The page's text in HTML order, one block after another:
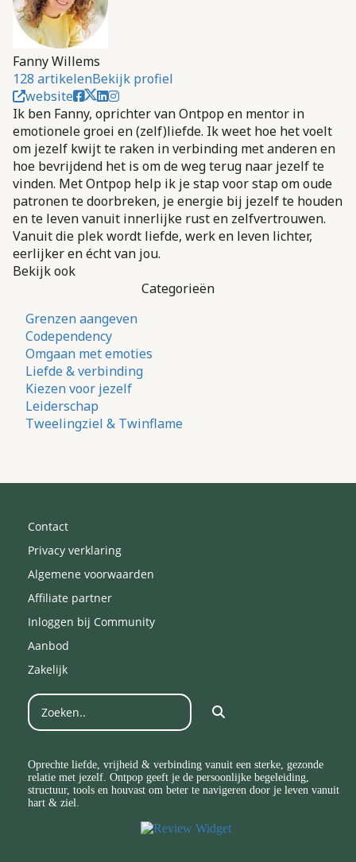
Fanny Willems
128 artikelenBekijk profiel
website
Ik ben Fanny, oprichter van Ontpop en mentor in
emotionele groei en (zelf)liefde. Ik weet hoe het voelt
om jezelf kwijt te raken in verbinding met anderen en
hoe bevrijdend het is om de weg terug naar jezelf te
vinden. Met Ontpop help ik je stap voor stap om oude
patronen te doorbreken, je energie bij jezelf te houden
en te leven vanuit innerlijke rust en zelfvertrouwen.
Vanuit die plek wordt liefde, werk en leven lichter,
eerlijker en écht van jou.
Bekijk ook
Categorieën
Grenzen aangeven
Codependency
Omgaan met emoties
Liefde & verbinding
Kiezen voor jezelf
Leiderschap
Tweelingziel & Twinflame
Contact
Privacy verklaring
Algemene voorwaarden
Affiliate partner
Inloggen bij Community
Aanbod
Zakelijk
Oprechte liefde, vrijheid & verbinding vanuit een sterke, gezonde
relatie met jezelf. Ontpop geeft je de persoonlijke begeleiding,
structuur, tools en houvast om beter te navigeren door je leven vanuit
hart & ziel.